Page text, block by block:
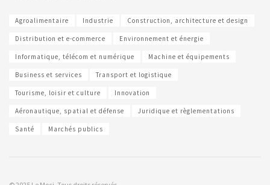
Agroalimentaire Industrie Construction, architecture et design
Distribution et e-commerce Environnement et énergie
Informatique, télécom et numérique Machine et équipements
Business et services Transport et logistique
Tourisme, loisir et culture Innovation
Aéronautique, spatial et défense Juridique et règlementations
Santé Marchés publics